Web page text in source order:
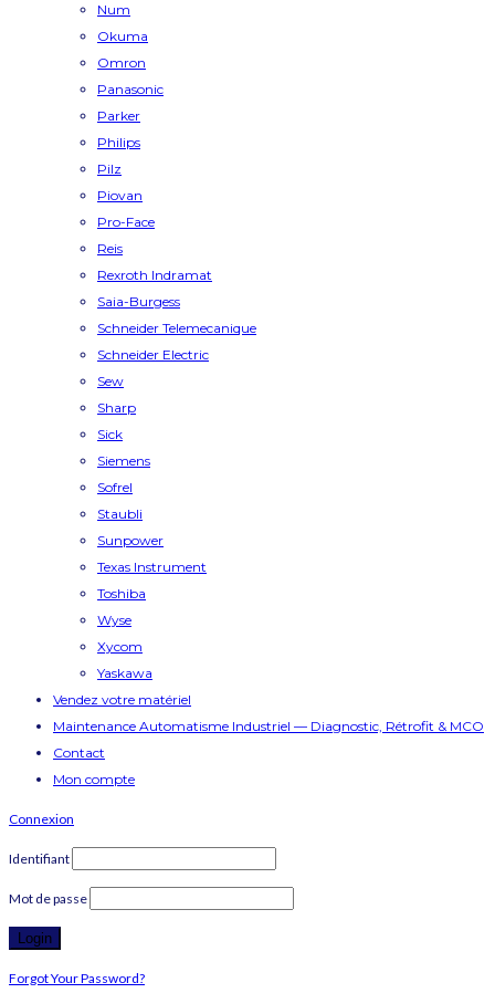
Num
Okuma
Omron
Panasonic
Parker
Philips
Pilz
Piovan
Pro-Face
Reis
Rexroth Indramat
Saia-Burgess
Schneider Telemecanique
Schneider Electric
Sew
Sharp
Sick
Siemens
Sofrel
Staubli
Sunpower
Texas Instrument
Toshiba
Wyse
Xycom
Yaskawa
Vendez votre matériel
Maintenance Automatisme Industriel — Diagnostic, Rétrofit & MCO
Contact
Mon compte
Connexion
Identifiant
Mot de passe
Forgot Your Password?